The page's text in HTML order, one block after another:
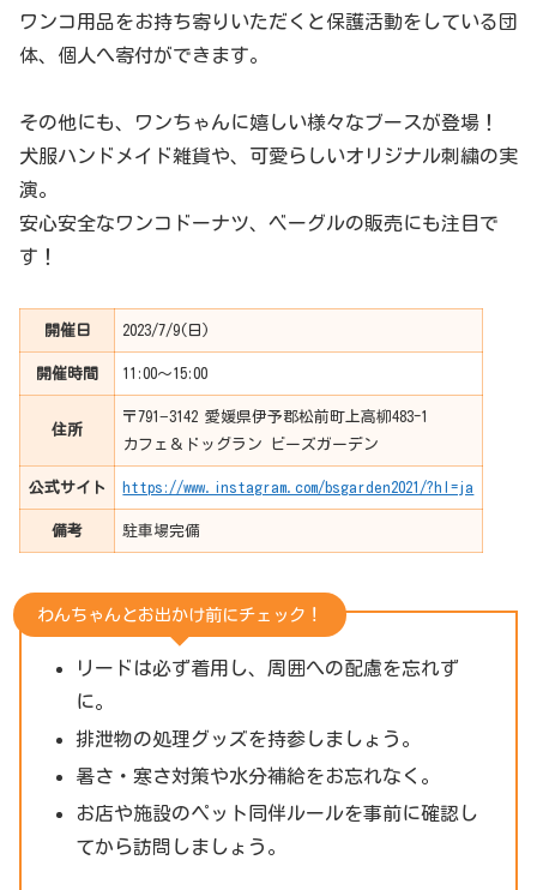
ワンコ用品をお持ち寄りいただくと保護活動をしている団
体、個人へ寄付ができます。
その他にも、ワンちゃんに嬉しい様々なブースが登場！
犬服ハンドメイド雑貨や、可愛らしいオリジナル刺繍の実
演。
安心安全なワンコドーナツ、ベーグルの販売にも注目で
す！
開催日 2023/7/9(日)
開催時間 11:00〜15:00
住所
〒791−3142 愛媛県伊予郡松前町上高柳483-1
カフェ＆ドッグラン ビーズガーデン
公式サイト https://www.instagram.com/bsgarden2021/?hl=ja
備考 駐車場完備
わんちゃんとお出かけ前にチェック！
リードは必ず着用し、周囲への配慮を忘れず
に。
排泄物の処理グッズを持参しましょう。
暑さ・寒さ対策や水分補給をお忘れなく。
お店や施設のペット同伴ルールを事前に確認し
てから訪問しましょう。